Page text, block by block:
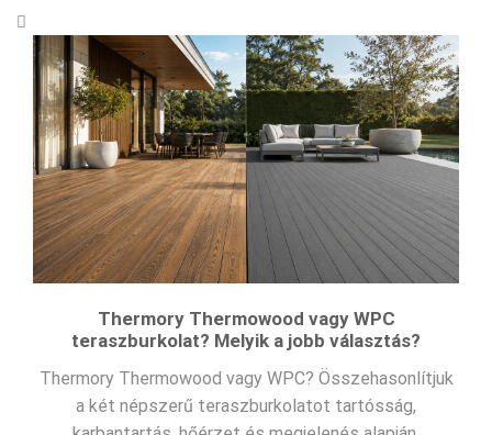
Thermory Thermowood vagy WPC
teraszburkolat? Melyik a jobb választás?
Thermory Thermowood vagy WPC? Összehasonlítjuk
a két népszerű teraszburkolatot tartósság,